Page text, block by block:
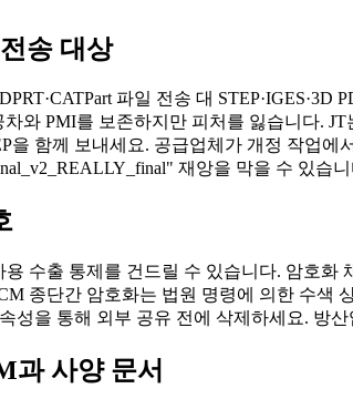
송 대상
파일 전송 대
차와 PMI를 보존하지만 피처를 잃습니다.
을 함께 보내세요. 공급업체가 개정 작업
재앙을 막을 수 있습
수출 통제를 건드릴 수 있습니다. 암호
종단간 암호화는 법원 명령에 의한 수색
성을 통해 외부 공유 전에 삭제하세요. 방
과 사양 문서